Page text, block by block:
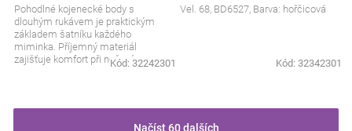
Pohodlné kojenecké body s
dlouhým rukávem je praktickým
základem šatníku každého
miminka. Příjemný materiál
zajišťuje komfort při nošení a
Kód: 32242301
Vel. 68, BD6527, Barva: hořčicová
Kód: 32342301
Načíst 60 dalších